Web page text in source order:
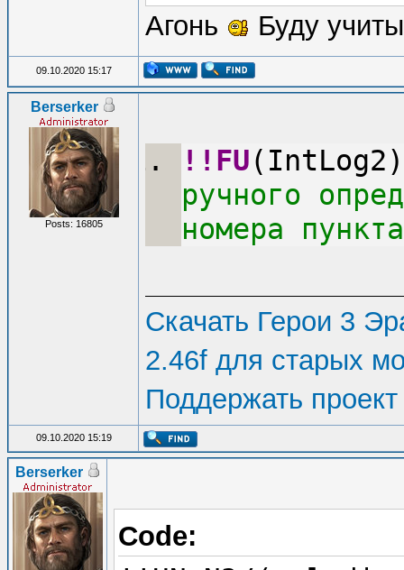
Агонь
Буду
09.10.2020 15:17
Berserker
Posts: 16805
!!FU
ручного
номера
Скачать Герои 3
2.46f для старых
Поддержать проект
09.10.2020 15:19
Berserker
Code: